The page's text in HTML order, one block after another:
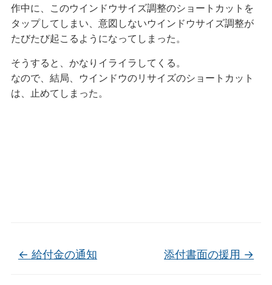
作中に、このウインドウサイズ調整のショートカットを
タップしてしまい、意図しないウインドウサイズ調整が
たびたび起こるようになってしまった。
そうすると、かなりイライラしてくる。
なので、結局、ウインドウのリサイズのショートカット
は、止めてしまった。
← 給付金の通知 添付書面の援用 →